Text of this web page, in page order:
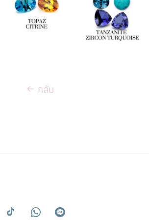
กลับ